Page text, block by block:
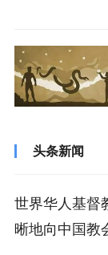
头条新闻
世界华人基督
晰地向中国教